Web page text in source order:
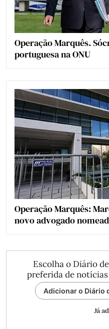
Operação Marquês.
portuguesa na ONU
Operação Marquês:
novo advogado
Escolha o Diário
preferida de notícias
Adicionar o Diário
Já